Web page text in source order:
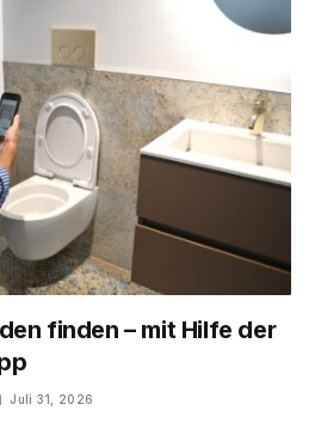
finden – mit Hilfe der
Juli 31, 2026